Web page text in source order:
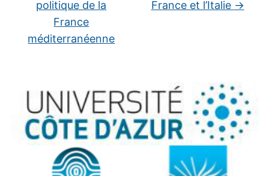
politique de la
France
méditerranéenne
France et l’Italie →